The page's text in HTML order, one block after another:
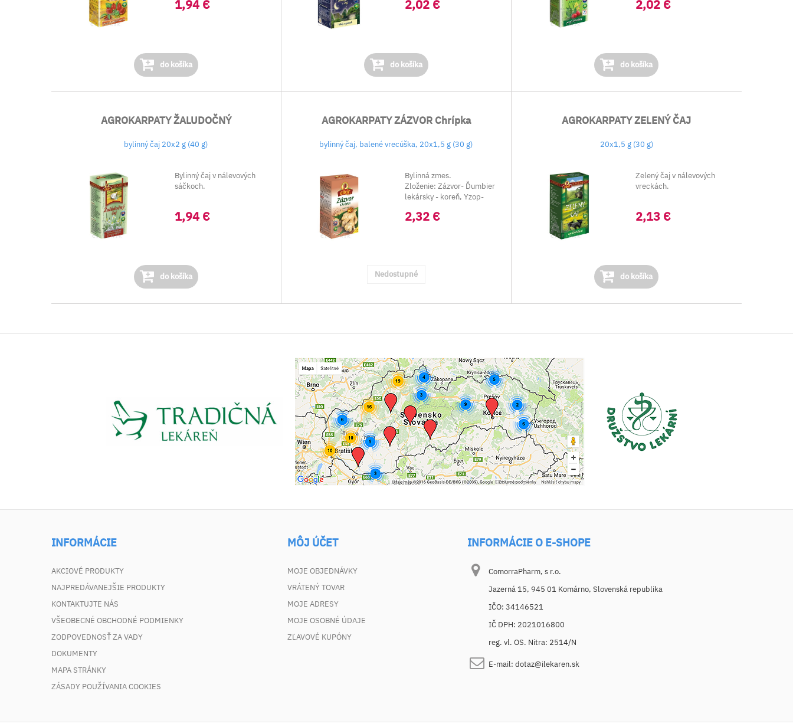
1,94 €
do košíka
2,02 €
do košíka
2,02 €
do košíka
AGROKARPATY ŽALUDOČNÝ
bylinný čaj 20x2 g (40 g)
Bylinný čaj v nálevových
sáčkoch.
1,94 €
do košíka
AGROKARPATY ZÁZVOR Chrípka
bylinný čaj, balené vrecúška, 20x1,5 g (30 g)
Bylinná zmes.
Zloženie: Zázvor- Ďumbier
lekársky - koreň, Yzop-
2,32 €
Nedostupné
AGROKARPATY ZELENÝ ČAJ
20x1,5 g (30 g)
Zelený čaj v nálevových
vreckách.
2,13 €
do košíka
INFORMÁCIE
AKCIOVÉ PRODUKTY
NAJPREDÁVANEJŠIE PRODUKTY
KONTAKTUJTE NÁS
VŠEOBECNÉ OBCHODNÉ PODMIENKY
ZODPOVEDNOSŤ ZA VADY
DOKUMENTY
MAPA STRÁNKY
ZÁSADY POUŽÍVANIA COOKIES
MÔJ ÚČET
MOJE OBJEDNÁVKY
VRÁTENÝ TOVAR
MOJE ADRESY
MOJE OSOBNÉ ÚDAJE
ZĽAVOVÉ KUPÓNY
INFORMÁCIE O E-SHOPE
ComorraPharm, s r.o.
Jazerná 15, 945 01 Komárno, Slovenská republika
IČO: 34146521
IČ DPH: 2021016800
reg. vl. OS. Nitra: 2514/N
E-mail: dotaz@ilekaren.sk